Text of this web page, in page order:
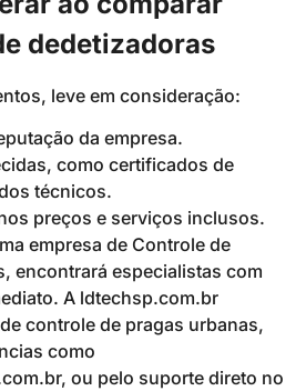
dedetizadoras
leve em consideração:
da empresa.
como certificados de
técnicos.
preços e serviços inclusos.
empresa de Controle de
encontrará especialistas com
A ldtechsp.com.br
controle de pragas urbanas,
como
ou pelo suporte direto no